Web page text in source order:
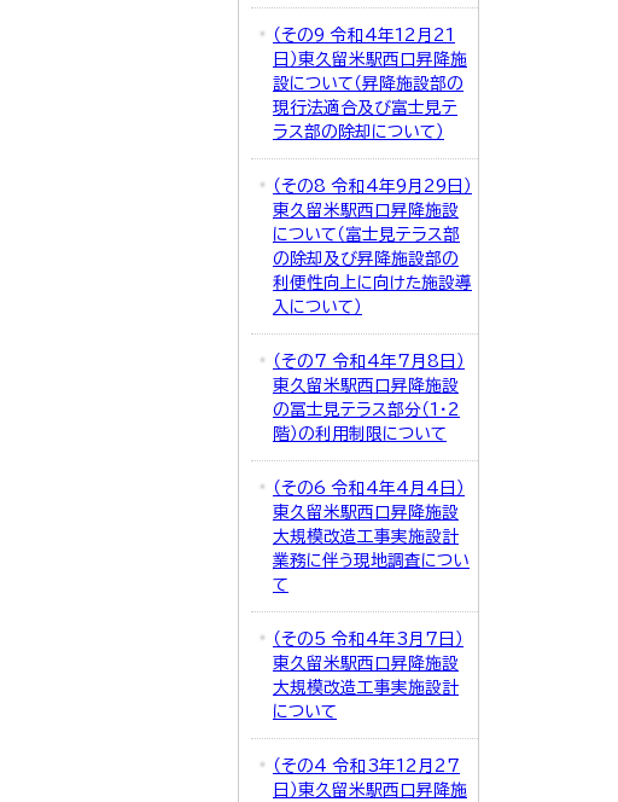
（その9 令和4年12月21
日）東久留米駅西口昇降施
設について（昇降施設部の
現行法適合及び富士見テ
ラス部の除却について）
（その8 令和4年9月29日）
東久留米駅西口昇降施設
について（富士見テラス部
の除却及び昇降施設部の
利便性向上に向けた施設導
入について）
（その7 令和4年7月8日）
東久留米駅西口昇降施設
の冨士見テラス部分（1・2
階）の利用制限について
（その6 令和4年4月4日）
東久留米駅西口昇降施設
大規模改造工事実施設計
業務に伴う現地調査につい
て
（その5 令和4年3月7日）
東久留米駅西口昇降施設
大規模改造工事実施設計
について
（その4 令和3年12月27
日）東久留米駅西口昇降施